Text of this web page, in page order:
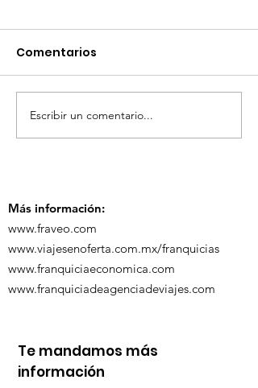
TourTravelynByFraveo
participó en la
Comentarios
Escribir un comentario...
Más información:
www.fraveo.com
www.viajesenoferta.com.mx/franquicias
www.franquiciaeconomica.com
www.franquiciadeagenciadeviajes.com
Te mandamos más
información